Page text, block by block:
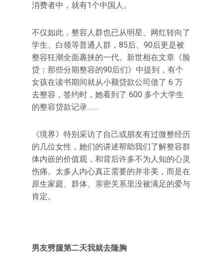
消费者中，就有1个中国人。
不仅如此，整容人群也已从明星、网红转向了
学生、白领等普通人群，85后、90后更是被
整容狂潮全面裹挟的一代。新世相在文章《脸
贷：那些分期整容的90后们》中提到，有个
女孩在读书期间就从小额贷款公司借了 6 万
去整容，签约时，她看到了 600 多个大学生
的整容贷款记录……
《境界》特别采访了自己或朋友有过微整经历
的几位女性，她们的讲述帮助我们了解整容群
体内嵌的价值观，和背后许多不为人知的心灵
伤痛。太多人内心真正需要的并非美，而是在
原生家庭、群体、亲密关系里没被满足的爱与
肯定。
男友劈腿第二天我就去隆胸